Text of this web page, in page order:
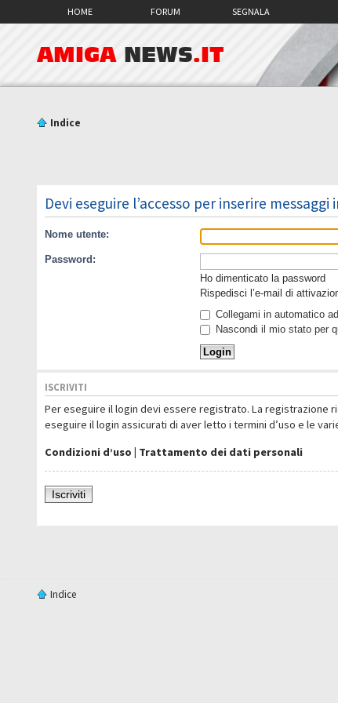
HOME FORUM SEGNALA
AMIGA NEWS.IT
Indice
Devi eseguire l’accesso per inserire
Nome utente:
Password:
Ho dimenticato la password
Rispedisci l’e-mail di
Collegami in automatico
Nascondi il mio stato per
ISCRIVITI
Per eseguire il login devi essere registrato. La registrazione
eseguire il login assicurati di aver letto i termini d’uso e le
Condizioni d’uso | Trattamento dei dati personali
Iscriviti
Indice